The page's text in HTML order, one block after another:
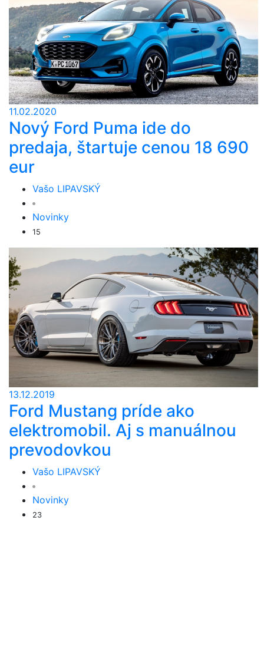
11.02.2020
Nový Ford Puma ide do
predaja, štartuje cenou 18 690
eur
Vašo LIPAVSKÝ
Novinky
15
13.12.2019
Ford Mustang príde ako
elektromobil. Aj s manuálnou
prevodovkou
Vašo LIPAVSKÝ
Novinky
23